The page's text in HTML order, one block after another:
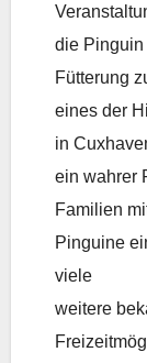
die Pinguin
Fütterung
eines der
in
ein wahrer
Familien
Pinguine
viele
weitere